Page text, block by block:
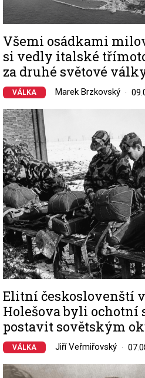
Všemi osádkami
si vedly italské
za druhé světové
VÁLKA Marek Brzkovský
Image
Elitní českoslovenští
Holešova byli ochotní
postavit sovětským
VÁLKA Jiří Veřmiřovský
Image